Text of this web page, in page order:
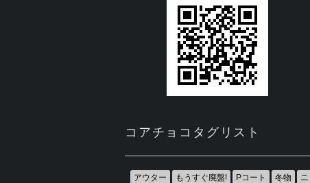
コアチョコタグリスト
アウター もうすぐ廃盤! Pコート 冬物